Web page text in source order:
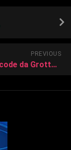
PREVIOUS
Autostrada A14, traffico intenso e code da Grottammare a Civitanova. Chiuso per smottamenti (da pioggia) un tratto di Metaurense